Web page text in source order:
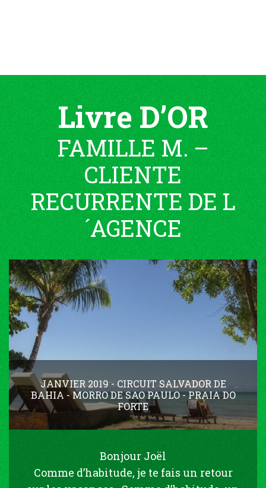
Livre D’OR
FAMILLE M. –
CLIENTE
RECURRENTE DE L
´AGENCE
JANVIER 2019 - CIRCUIT SALVADOR DE
BAHIA - MORRO DE SAO PAULO - PRAIA DO
FORTE
Bonjour Joël
Comme d’habitude, je te fais un retour